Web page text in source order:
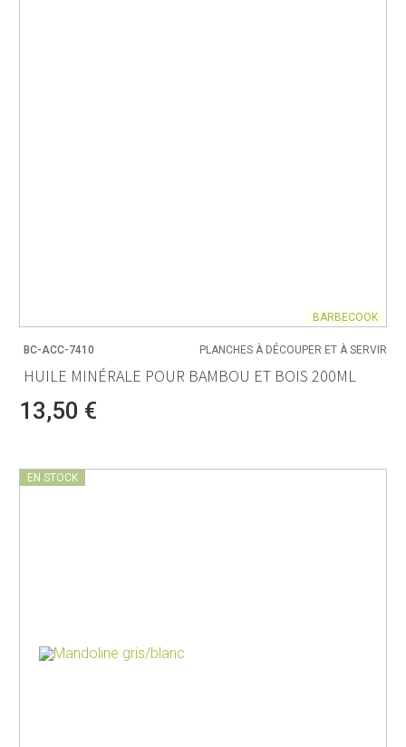
BARBECOOK
BC-ACC-7410 PLANCHES À DÉCOUPER ET À SERVIR
HUILE MINÉRALE POUR BAMBOU ET BOIS 200ML
13,50 €
EN STOCK